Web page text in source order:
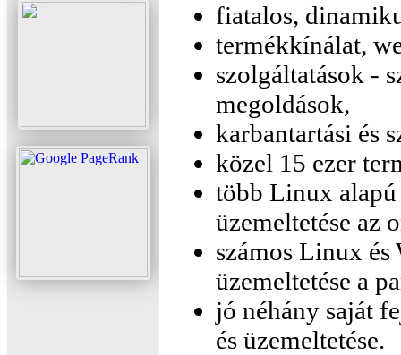
fiatalos,
termékkínálat,
szolgáltatások -
megoldások,
karbantartási és
közel 15 ezer
több Linux
üzemeltetése az
számos Linux
üzemeltetése a
jó néhány saját
és üzemeltetése.